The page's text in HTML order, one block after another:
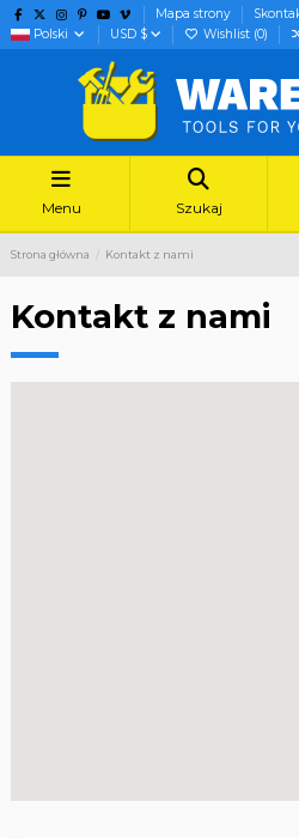
Mapa strony
Polski
USD $ Wishlist (0)
Menu Szukaj
Strona główna Kontakt z nami
Kontakt z nami